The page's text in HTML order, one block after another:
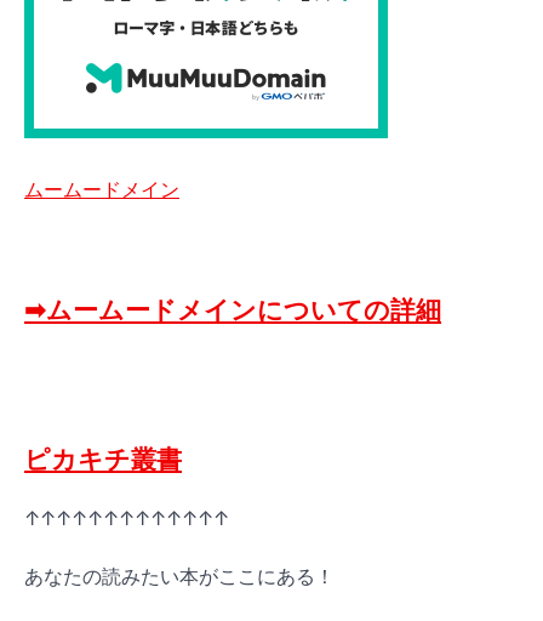
ムームードメイン
➡ムームードメインについての詳細
ピカキチ叢書
↑↑↑↑↑↑↑↑↑↑↑↑↑
あなたの読みたい本がここにある！